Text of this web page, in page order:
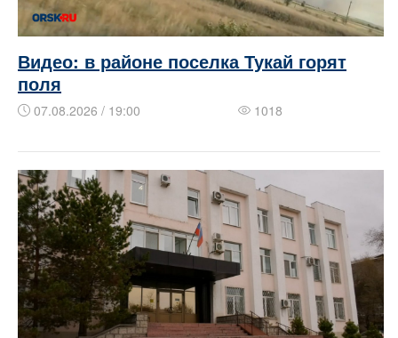
Видео: в районе поселка Тукай горят
поля
07.08.2026 / 19:00 1018